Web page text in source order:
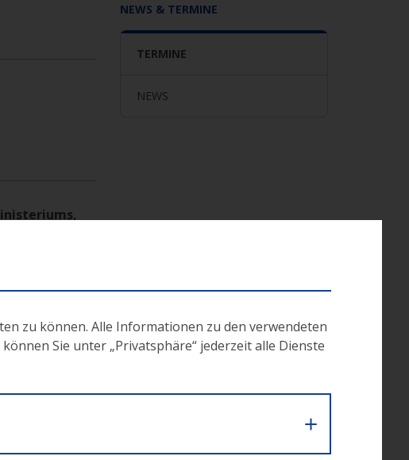
NEWS & TERMINE
TERMINE
NEWS
zu können. Alle Informationen zu den verwendeten
Sie unter „Privatsphäre“ jederzeit alle Dienste